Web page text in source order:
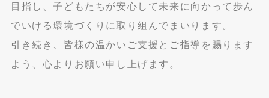
目指し、子どもたちが安心して未来に向かって歩ん
でいける環境づくりに取り組んでまいります。
引き続き、皆様の温かいご支援とご指導を賜ります
よう、心よりお願い申し上げます。